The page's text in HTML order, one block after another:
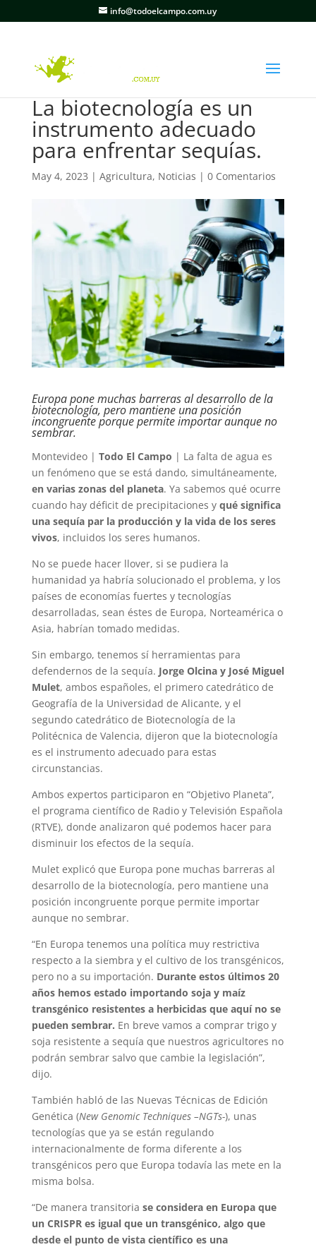
info@todoelcampo.com.uy
La biotecnología es un
instrumento adecuado
para enfrentar sequías.
May 4, 2023 | Agricultura, Noticias | 0 Comentarios
Europa pone muchas barreras al desarrollo de la
biotecnología, pero mantiene una posición
incongruente porque permite importar aunque no
sembrar.
Montevideo | Todo El Campo | La falta de agua es
un fenómeno que se está dando, simultáneamente,
en varias zonas del planeta. Ya sabemos qué ocurre
cuando hay déficit de precipitaciones y qué significa
una sequía par la producción y la vida de los seres
vivos, incluidos los seres humanos.
No se puede hacer llover, si se pudiera la
humanidad ya habría solucionado el problema, y los
países de economías fuertes y tecnologías
desarrolladas, sean éstes de Europa, Norteamérica o
Asia, habrían tomado medidas.
Sin embargo, tenemos sí herramientas para
defendernos de la sequía. Jorge Olcina y José Miguel
Mulet, ambos españoles, el primero catedrático de
Geografía de la Universidad de Alicante, y el
segundo catedrático de Biotecnología de la
Politécnica de Valencia, dijeron que la biotecnología
es el instrumento adecuado para estas
circunstancias.
Ambos expertos participaron en “Objetivo Planeta”,
el programa científico de Radio y Televisión Española
(RTVE), donde analizaron qué podemos hacer para
disminuir los efectos de la sequía.
Mulet explicó que Europa pone muchas barreras al
desarrollo de la biotecnología, pero mantiene una
posición incongruente porque permite importar
aunque no sembrar.
“En Europa tenemos una política muy restrictiva
respecto a la siembra y el cultivo de los transgénicos,
pero no a su importación. Durante estos últimos 20
años hemos estado importando soja y maíz
transgénico resistentes a herbicidas que aquí no se
pueden sembrar. En breve vamos a comprar trigo y
soja resistente a sequía que nuestros agricultores no
podrán sembrar salvo que cambie la legislación”,
dijo.
También habló de las Nuevas Técnicas de Edición
Genética (New Genomic Techniques –NGTs-), unas
tecnologías que ya se están regulando
internacionalmente de forma diferente a los
transgénicos pero que Europa todavía las mete en la
misma bolsa.
“De manera transitoria se considera en Europa que
un CRISPR es igual que un transgénico, algo que
desde el punto de vista científico es una